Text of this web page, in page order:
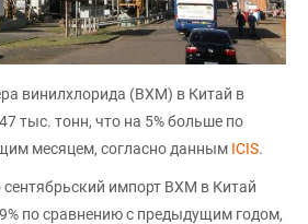
винилхлорида (ВХМ) в Китай в
тыс. тонн, что на 5% больше по
месяцем, согласно данным ICIS.
импорт ВХМ в Китай
по сравнению с предыдущим годом,